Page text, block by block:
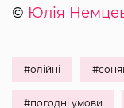
© Юлія
#олійні
#погодні умови